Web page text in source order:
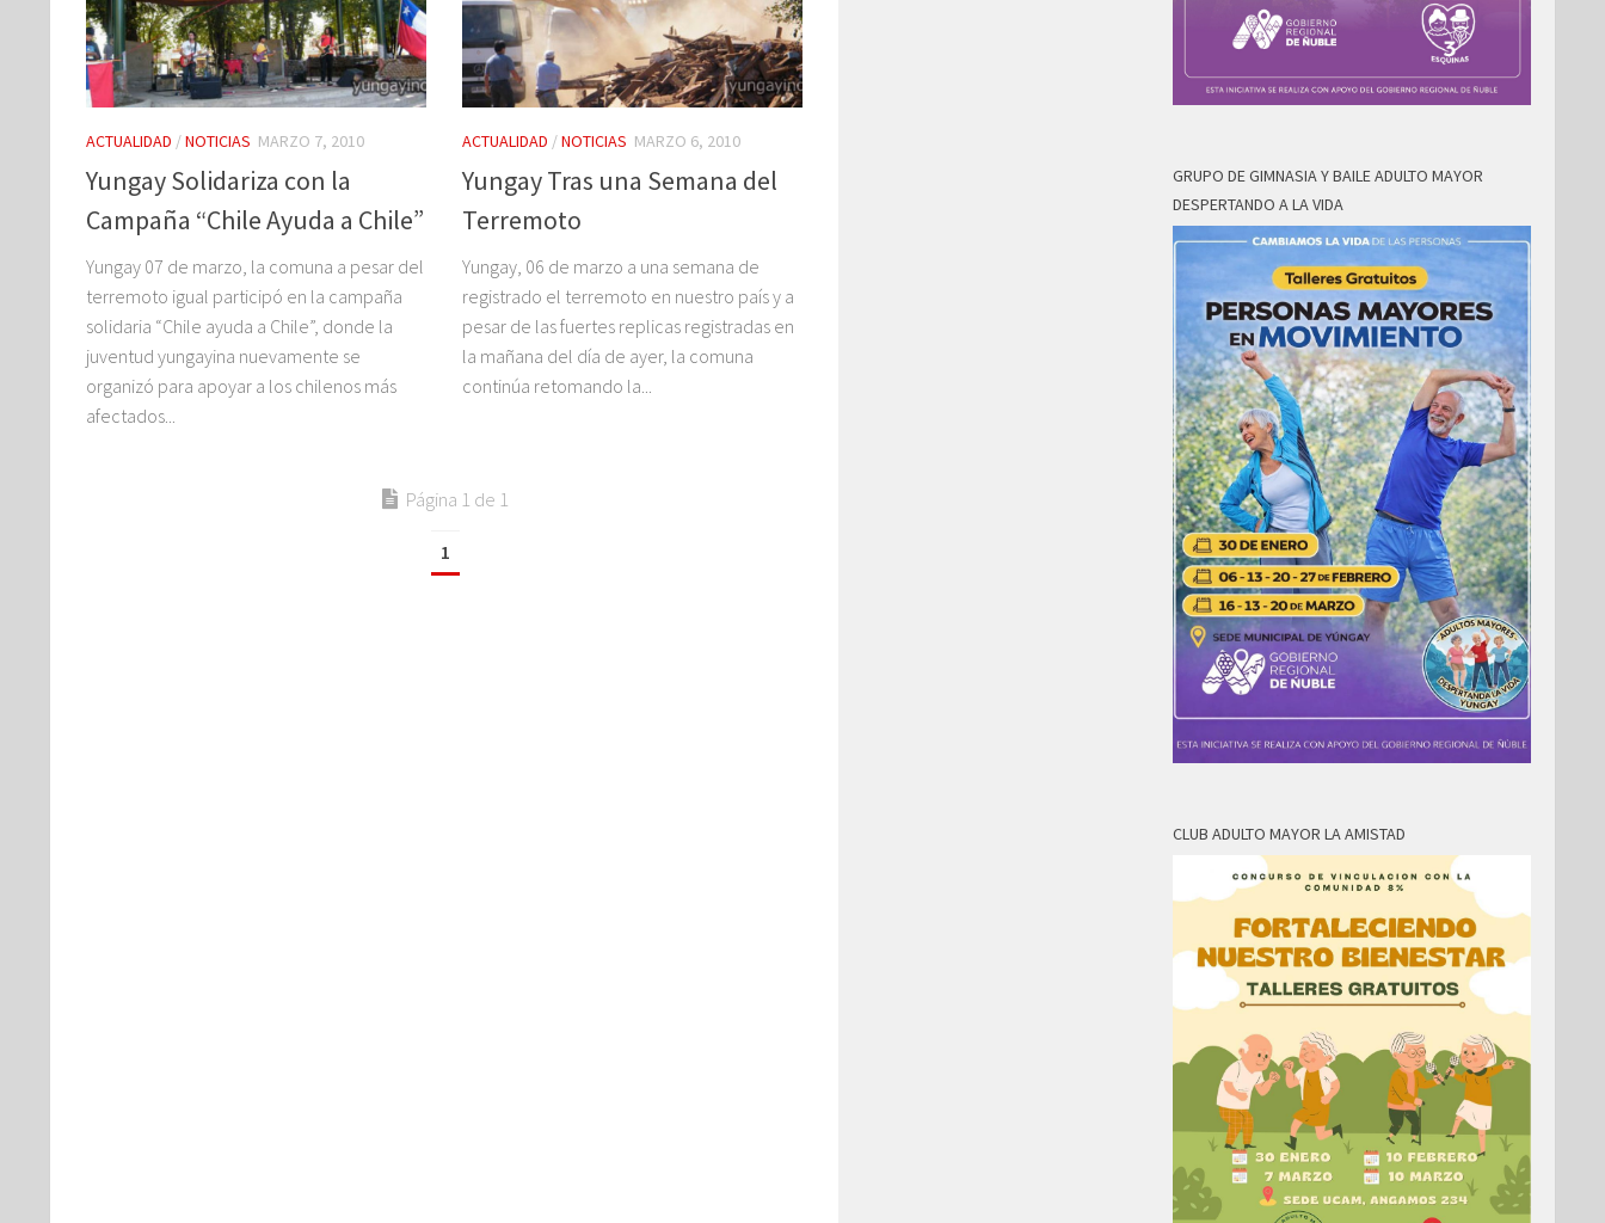
ACTUALIDAD /NOTICIAS MARZO 7, 2010
Yungay Solidariza con la
Campaña “Chile Ayuda a Chile”
Yungay 07 de marzo, la comuna a pesar del
terremoto igual participó en la campaña
solidaria “Chile ayuda a Chile”, donde la
juventud yungayina nuevamente se
organizó para apoyar a los chilenos más
afectados...
ACTUALIDAD /NOTICIAS MARZO 6, 2010
Yungay Tras una Semana del
Terremoto
Yungay, 06 de marzo a una semana de
registrado el terremoto en nuestro país y a
pesar de las fuertes replicas registradas en
la mañana del día de ayer, la comuna
continúa retomando la...
Página 1 de 1
1
GRUPO DE GIMNASIA Y BAILE ADULTO MAYOR
DESPERTANDO A LA VIDA
CLUB ADULTO MAYOR LA AMISTAD